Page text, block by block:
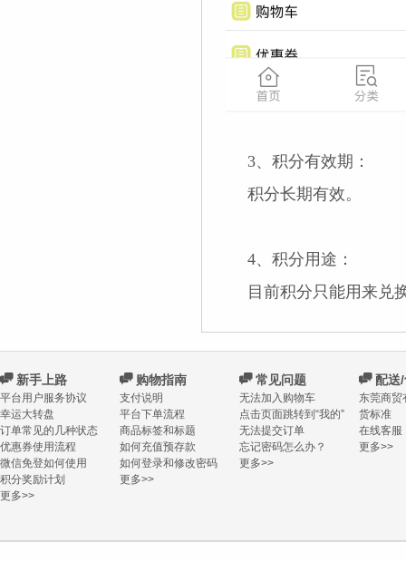
3、积分有效期：
积分长期有效。
4、积分用途：
目前积分只能用来兑
C新手上路
平台用户服务协议
幸运大转盘
订单常见的几种状态
优惠券使用流程
微信免登如何使用
积分奖励计划
更多>>
C购物指南
支付说明
平台下单流程
商品标签和标题
如何充值预存款
如何登录和修改密码
更多>>
C常见问题
无法加入购物车
点击页面跳转到“我的”
无法提交订单
忘记密码怎么办？
更多>>
C配送/
东莞商贸
货标准
在线客服
更多>>